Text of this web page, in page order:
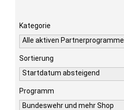
Kategorie
Alle aktiven Partnerprogramme
Sortierung
Startdatum absteigend
Programm
Bundeswehr und mehr Shop